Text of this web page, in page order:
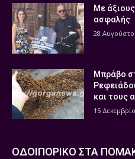
Με
ασφαλής
28
Μπράβο
και τους
15
ΟΔΟΙΠΟΡΙΚΟ ΣΤΑ